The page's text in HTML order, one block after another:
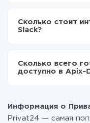
передаваться из
отличаться и
среднем настройка
Сколько стоит
Slack?
функционал. Вы
данных, которые по
перейти на
отарифах.
Сколько всего
доступно в Apix-
Информация о
Privat24 — самая